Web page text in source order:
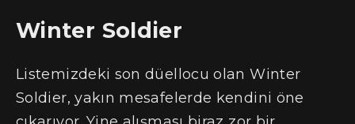
Winter Soldier
Listemizdeki son düellocu olan Winter
Soldier, yakın mesafelerde kendini öne